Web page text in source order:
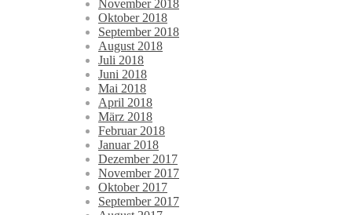
November 2018
Oktober 2018
September 2018
August 2018
Juli 2018
Juni 2018
Mai 2018
April 2018
März 2018
Februar 2018
Januar 2018
Dezember 2017
November 2017
Oktober 2017
September 2017